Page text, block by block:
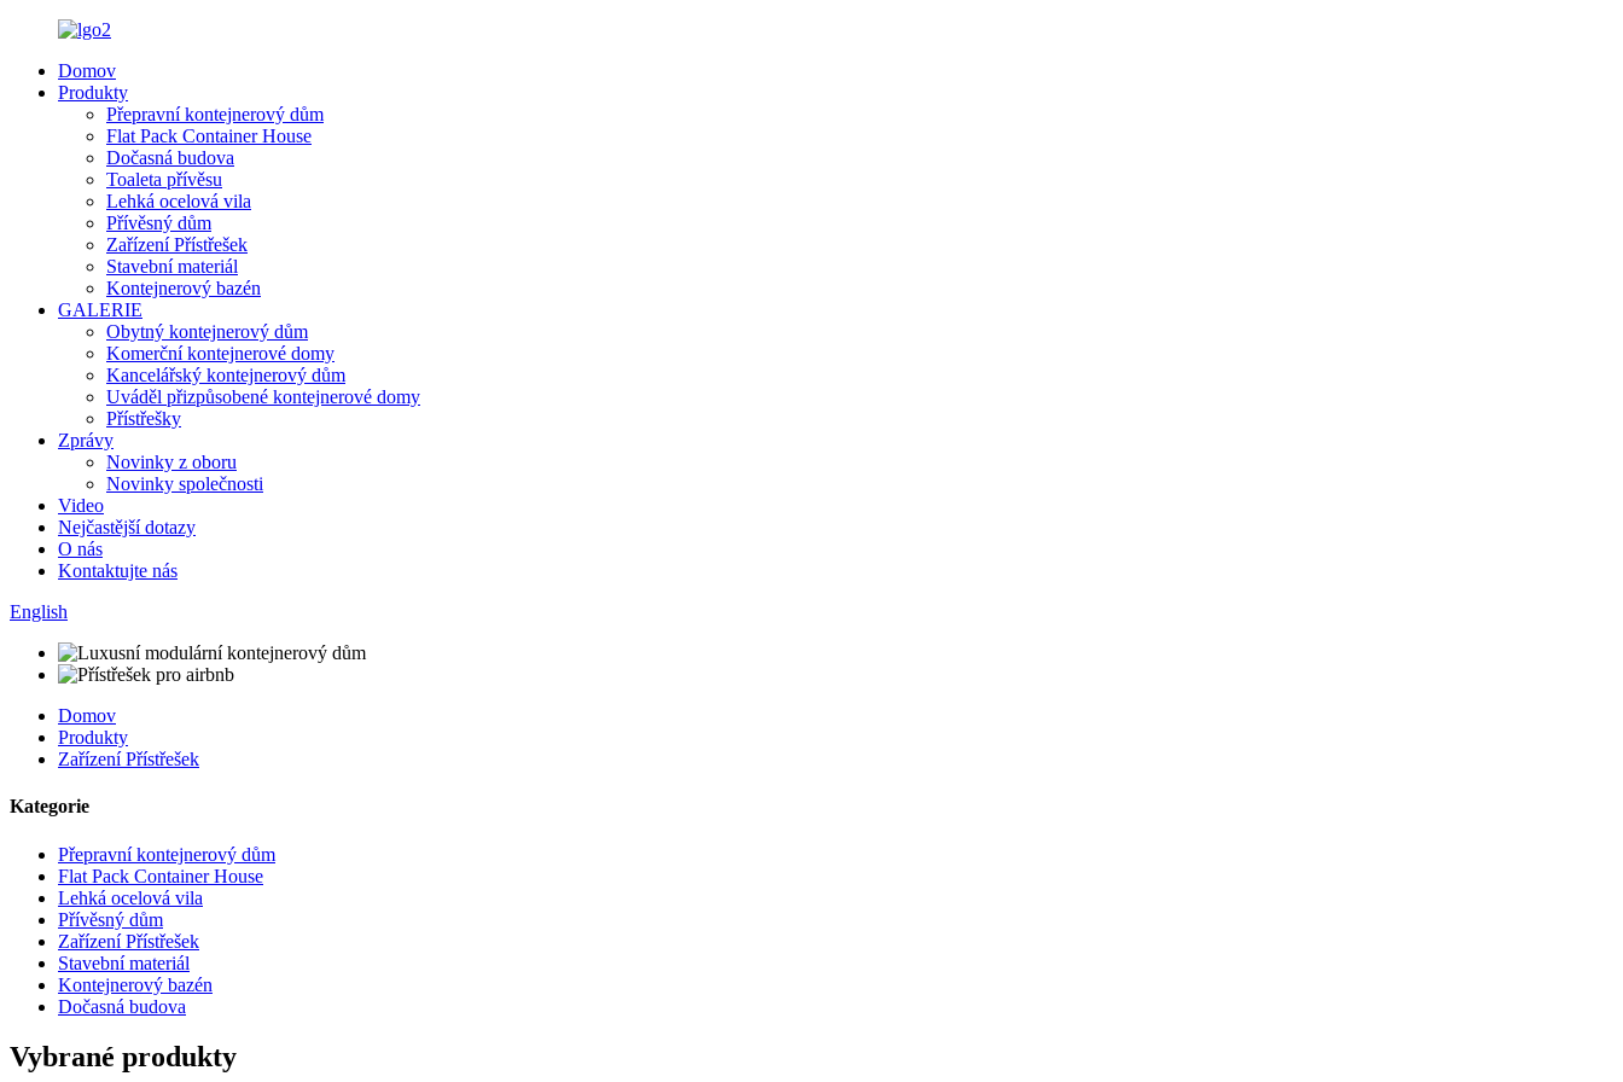
Domov
Produkty
Přepravní kontejnerový dům
Flat Pack Container House
Dočasná budova
Toaleta přívěsu
Lehká ocelová vila
Přívěsný dům
Zařízení Přístřešek
Stavební materiál
Kontejnerový bazén
GALERIE
Obytný kontejnerový dům
Komerční kontejnerové domy
Kancelářský kontejnerový dům
Uváděl přizpůsobené kontejnerové domy
Přístřešky
Zprávy
Novinky z oboru
Novinky společnosti
Video
Nejčastější dotazy
O nás
Kontaktujte nás
English
Domov
Produkty
Zařízení Přístřešek
Kategorie
Přepravní kontejnerový dům
Flat Pack Container House
Lehká ocelová vila
Přívěsný dům
Zařízení Přístřešek
Stavební materiál
Kontejnerový bazén
Dočasná budova
Vybrané produkty